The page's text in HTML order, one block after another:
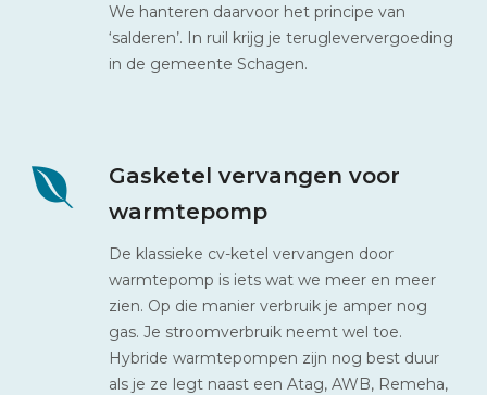
We hanteren daarvoor het principe van
‘salderen’. In ruil krijg je terugleververgoeding
in de gemeente Schagen.
Gasketel vervangen voor
warmtepomp
De klassieke cv-ketel vervangen door
warmtepomp is iets wat we meer en meer
zien. Op die manier verbruik je amper nog
gas. Je stroomverbruik neemt wel toe.
Hybride warmtepompen zijn nog best duur
als je ze legt naast een Atag, AWB, Remeha,